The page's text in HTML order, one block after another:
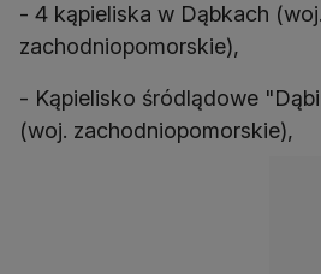
- 4 kąpieliska w Dąbkach (woj.
zachodniopomorskie),
- Kąpielisko śródlądowe
(woj. zachodniopomorskie),